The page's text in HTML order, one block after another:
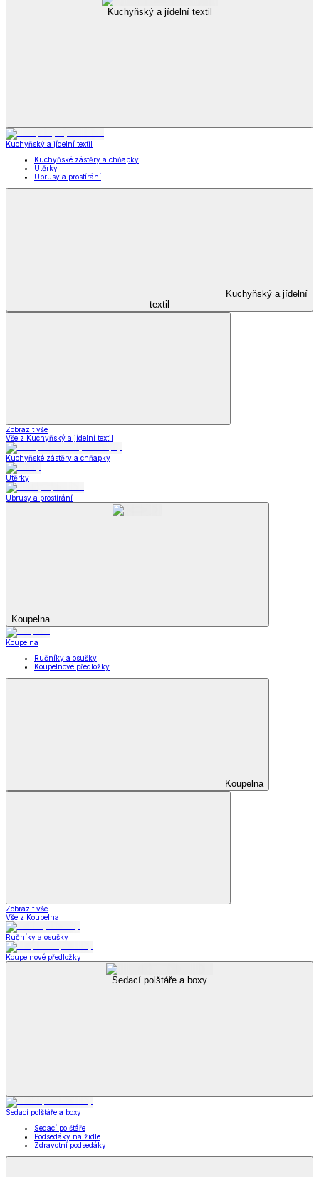
Kuchyňský a jídelní textil
Kuchyňský a jídelní textil
Kuchyňské zástěry a chňapky
Utěrky
Ubrusy a prostírání
Kuchyňský a jídelní
textil
Zobrazit vše
Vše z Kuchyňský a jídelní textil
Kuchyňské zástěry a chňapky
Utěrky
Ubrusy a prostírání
Koupelna
Koupelna
Ručníky a osušky
Koupelnové předložky
Koupelna
Zobrazit vše
Vše z Koupelna
Ručníky a osušky
Koupelnové předložky
Sedací polštáře a boxy
Sedací polštáře a boxy
Sedací polštáře
Podsedáky na židle
Zdravotní podsedáky